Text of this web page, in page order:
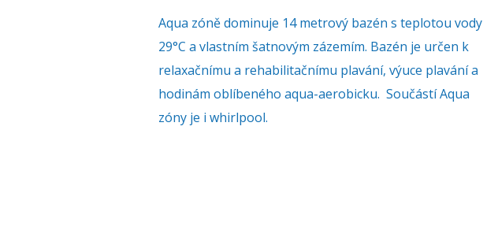
Aqua zóně dominuje 14 metrový bazén s teplotou vody
29°C a vlastním šatnovým zázemím. Bazén je určen k
relaxačnímu a rehabilitačnímu plavání, výuce plavání a
hodinám oblíbeného aqua-aerobicku. Součástí Aqua
zóny je i whirlpool.